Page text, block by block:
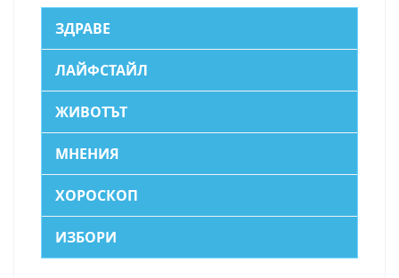
ЗДРАВЕ
ЛАЙФСТАЙЛ
ЖИВОТЪТ
МНЕНИЯ
ХОРОСКОП
ИЗБОРИ